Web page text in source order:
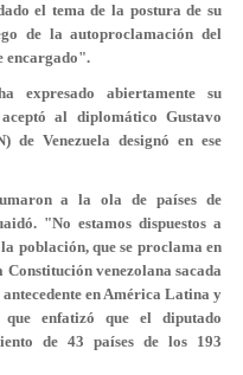
el tema de la postura de su
de la autoproclamación del
encargado".
expresado abiertamente su
al diplomático Gustavo
de Venezuela designó en ese
a la ola de países de
"No estamos dispuestos a
población, que se proclama en
venezolana sacada
en América Latina y
enfatizó que el diputado
de 43 países de los 193